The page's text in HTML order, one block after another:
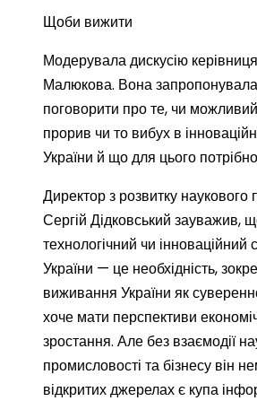
Щоби вижити
Модерувала дискусію
Малюкова. Вона
поговорити про те, чи
прорив чи то вибух в
України й що для цього
Директор з розвитку
Сергій Дідковський зауважив,
технологічний чи інноваційний
України — це необхідність,
виживання України як
хоче мати перспективи
зростання. Але без взаємодії
промисловості та бізнесу він
відкритих джерелах є купа